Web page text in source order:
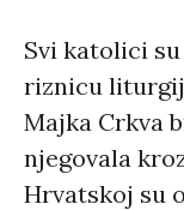
Svi katolici
riznicu
Majka Crkva
njegovala
Hrvatskoj su